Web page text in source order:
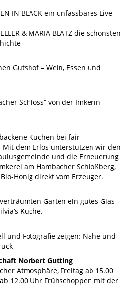
IN BLACK ein unfassbares Live-
& MARIA BLATZ die schönsten
Gutshof – Wein, Essen und
Schloss“ von der Imkerin
Kuchen bei fair
Mit dem Erlös unterstützen wir den
und die Erneuerung
am Hambacher Schloßberg,
Honig direkt vom Erzeuger.
Garten ein gutes Glas
Küche.
und Fotografie zeigen: Nähe und
Norbert Gutting
Atmosphäre, Freitag ab 15.00
12.00 Uhr Frühschoppen mit der